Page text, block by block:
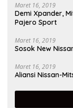
Maret 16, 2019
Demi Xpander,
Pajero Sport
Maret 16, 2019
Sosok New
Maret 16, 2019
Aliansi Nissan-